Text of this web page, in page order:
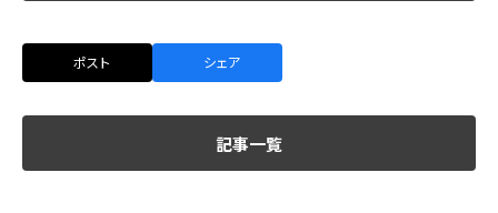
ポスト シェア
記事一覧